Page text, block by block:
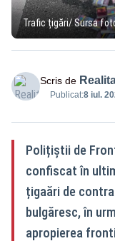
Trafic țigări/ Sursa
Scris de
Publicat:8 iul.
Polițiștii de
confiscat în
țigaări de
bulgăresc, în
apropierea